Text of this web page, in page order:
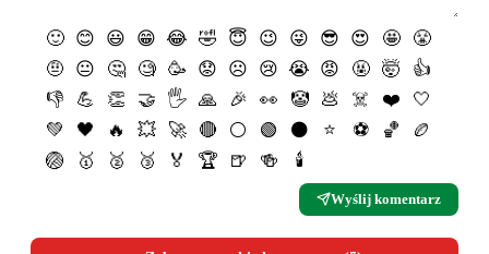
🙂 😊 😃 😁 😂 🤣 😇 😉 😜 😎 😍 🤩
😤
🤨
😐 🤔 🧐 🥳 😟 ☹️ 😢 😭 😡 🤬 🤯
👍
👎
💪 👏 🤝 🖐 🙏 🎉 👀 🤡 💩 ☠️ ❤️
🤍
💚
🖤 🔥 💥 🚀 🔴 ⚪️ 🟢 ⚫️ ⭐️ ⚽️ 🏀
🏉
🏐
🥇 🥈 🥉 🏅 🏆 🍺 🍻 🕯
Wyślij komentarz